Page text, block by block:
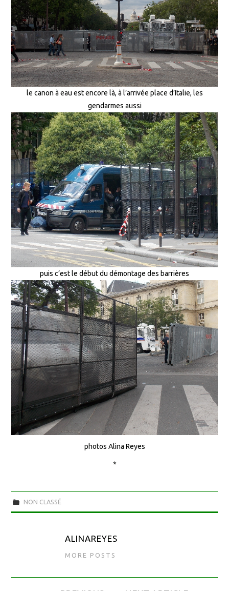
le canon à eau est encore là, à l’arrivée place d’Italie, les
gendarmes aussi
puis c’est le début du démontage des barrières
photos Alina Reyes
*
NON CLASSÉ
ALINAREYES
MORE POSTS